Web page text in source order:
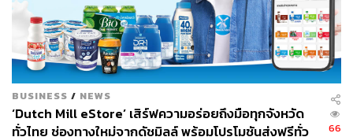
ปี 2564-2565 GC Group ดำเนินการโครงการอนุรักษ์
พลังงาน ช่วยลดการใช้พลังงาน เทียบเท่าการลด
คาร์บอนไดออกไซด์ 80,280 ตัน
โครงการ Solar Rooftop และ Solar Floating สามารถ
ผลิตไฟฟ้าจากพลังงานแสงอาทิตย์กว่า 480 กิโลวัตต์-
ชั่วโมงต่อวัน ลดปริมาณการใช้น้ำจืดจากแหล่งน้ำ
ธรรมชาติมาใช้ในกระบวนการผลิต 2.97 ล้านลูกบาศก์
BUSINESS / NEWS
‘Dutch Mill eStore’ เสิร์ฟความอร่อยถึงมือทุกจังหวัด
ทั่วไทย ช่องทางใหม่จากดัชมิลล์ พร้อมโปรโมชันส่งฟรีทั่ว
66